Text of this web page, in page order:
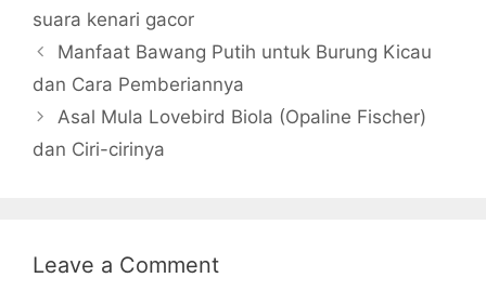
suara kenari gacor
Manfaat Bawang Putih untuk Burung Kicau
dan Cara Pemberiannya
Asal Mula Lovebird Biola (Opaline Fischer)
dan Ciri-cirinya
Leave a Comment